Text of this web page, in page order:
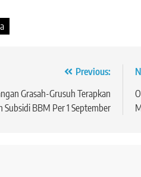
Previous:
Grasah-Grusuh Terapkan
Subsidi BBM Per 1 September